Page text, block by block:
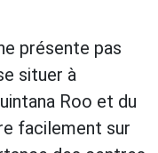
présente pas
situer à
Roo et du
facilement sur